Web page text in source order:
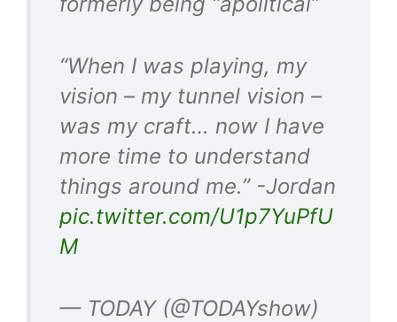
“When I was playing, my
vision – my tunnel vision –
was my craft… now I have
more time to understand
things around me.” -Jordan
pic.twitter.com/U1p7YuPfU
M
— TODAY (@TODAYshow)